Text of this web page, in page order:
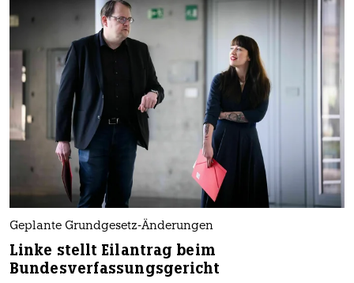
Geplante Grundgesetz-Änderungen
Linke stellt Eilantrag beim
Bundesverfassungsgericht